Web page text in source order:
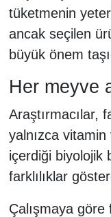
tüketmenin
ancak seçilen
büyük önem
Her meyve
Araştırmacılar,
yalnızca vitamin
içerdiği biyolojik
farklılıklar
Çalışmaya göre